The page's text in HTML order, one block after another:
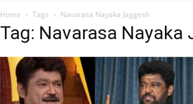
Home Tags Navarasa Nayaka Jaggesh
Tag: Navarasa Nayaka